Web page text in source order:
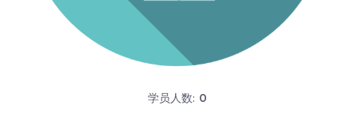
学员人数: 0